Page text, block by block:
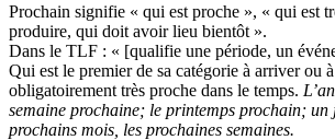
Prochain signifie « qui est proche », « qui est
produire, qui doit avoir lieu bientôt ».
Dans le TLF : « [qualifie une période, un
Qui est le premier de sa catégorie à arriver ou
obligatoirement très proche dans le temps.
semaine prochaine; le printemps prochain;
prochains mois, les prochaines semaines.